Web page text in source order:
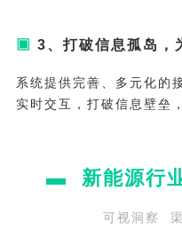
▣ 3、 打破信息孤岛，
系统提供完善、多元化的
实时交互，打破信息壁垒
▬ 新能源行
可视洞察